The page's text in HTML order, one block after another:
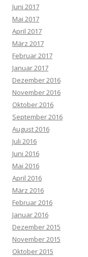
Juni 2017
Mai 2017
April 2017
März 2017
Februar 2017
Januar 2017
Dezember 2016
November 2016
Oktober 2016
September 2016
August 2016
Juli 2016
Juni 2016
Mai 2016
April 2016
März 2016
Februar 2016
Januar 2016
Dezember 2015
November 2015
Oktober 2015